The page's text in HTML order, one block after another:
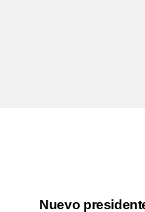
Nuevo